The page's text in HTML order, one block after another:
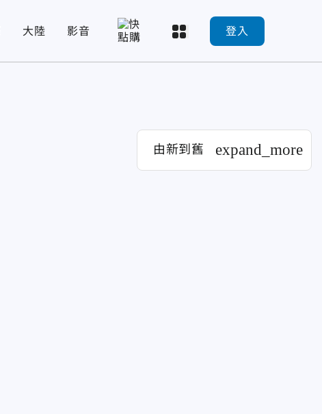
大陸 影音 登入
由新到舊 expand_more